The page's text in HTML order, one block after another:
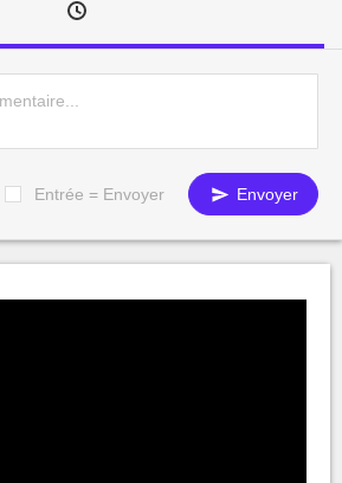
Entrée = Envoyer Envoyer